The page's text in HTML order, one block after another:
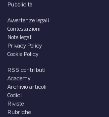
Pubblicità
Avvertenze legali
Contestazioni
Note legali
Privacy Policy
Cookie Policy
RSS contributi
Academy
Archivio articoli
Codici
Riviste
Rubriche